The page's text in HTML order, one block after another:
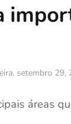
setembro 29,
áreas